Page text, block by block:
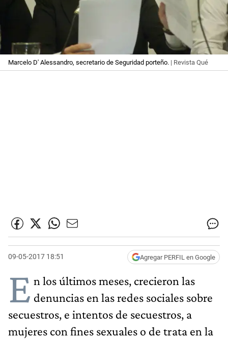
Marcelo D' Alessandro, secretario de Seguridad porteño. | Revista Qué
09-05-2017 18:51 Agregar PERFIL en Google
E n los últimos meses, crecieron las
denuncias en las redes sociales sobre
secuestros, e intentos de secuestros, a
mujeres con fines sexuales o de trata en la